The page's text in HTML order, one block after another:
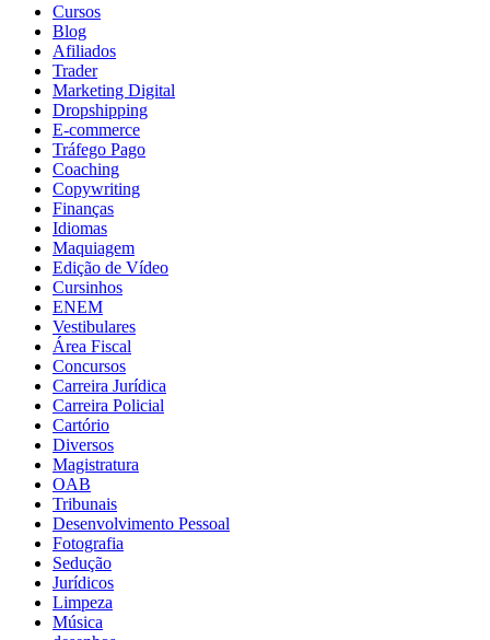
Cursos
Blog
Afiliados
Trader
Marketing Digital
Dropshipping
E-commerce
Tráfego Pago
Coaching
Copywriting
Finanças
Idiomas
Maquiagem
Edição de Vídeo
Cursinhos
ENEM
Vestibulares
Área Fiscal
Concursos
Carreira Jurídica
Carreira Policial
Cartório
Diversos
Magistratura
OAB
Tribunais
Desenvolvimento Pessoal
Fotografia
Sedução
Jurídicos
Limpeza
Música